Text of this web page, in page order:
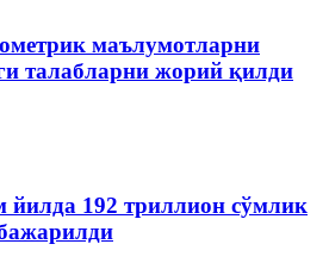
маълумотларни
талабларни жорий қилди
йилда 192 триллион сўмлик